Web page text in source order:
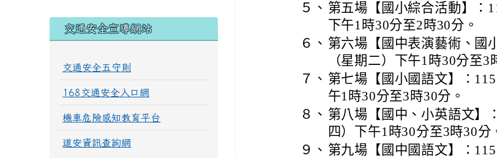
５、 第五場【國小綜合活動】：
下午1時30分至2時30分。
６、 第六場【國中表演藝術、國
（星期二）下午1時30分至3
７、 第七場【國小國語文】：
午1時30分至3時30分。
８、 第八場【國中、小英語文】
四）下午1時30分至3時30分
９、 第九場【國中國語文】：
交通安全宣導網站
交通安全五守則
168交通安全入口網
機車危險感知教育平台
道安資訊查詢網